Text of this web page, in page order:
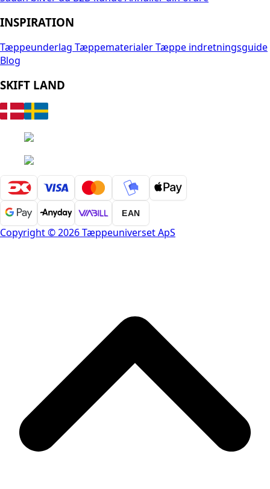
INSPIRATION
Tæppeunderlag TæppematerialerTæppe indretningsguide
Blog
SKIFT LAND
EAN
Copyright © 2026 Tæppeuniverset ApS